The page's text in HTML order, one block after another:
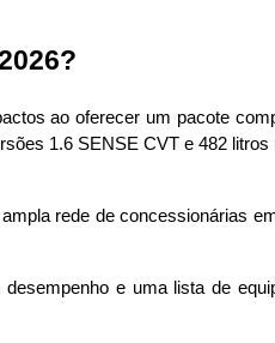
ao oferecer um pacote
1.6 SENSE CVT e 482
rede de concessionárias
e uma lista de